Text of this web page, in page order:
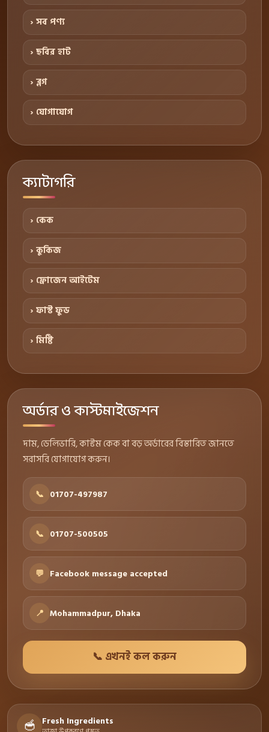
› সব পণ্য
› ছবির হাট
› ব্লগ
› যোগাযোগ
ক্যাটাগরি
› কেক
› কুকিজ
› ফ্রোজেন আইটেম
› ফাস্ট ফুড
› মিষ্টি
অর্ডার ও কাস্টমাইজেশন
দাম, ডেলিভারি, কাস্টম কেক বা বড় অর্ডারের বিস্তারিত জানতে
সরাসরি যোগাযোগ করুন।
📞 01707-497987
📞 01707-500505
💬 Facebook message accepted
📍 Mohammadpur, Dhaka
📞 এখনই কল করুন
🥣 Fresh Ingredients